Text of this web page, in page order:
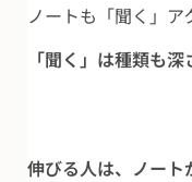
ノートも「聞く」ア
「聞く」は種類も
伸びる人は、ノート